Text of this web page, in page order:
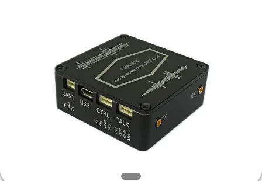
ДОМОЙ
ПРОДУКТЫ